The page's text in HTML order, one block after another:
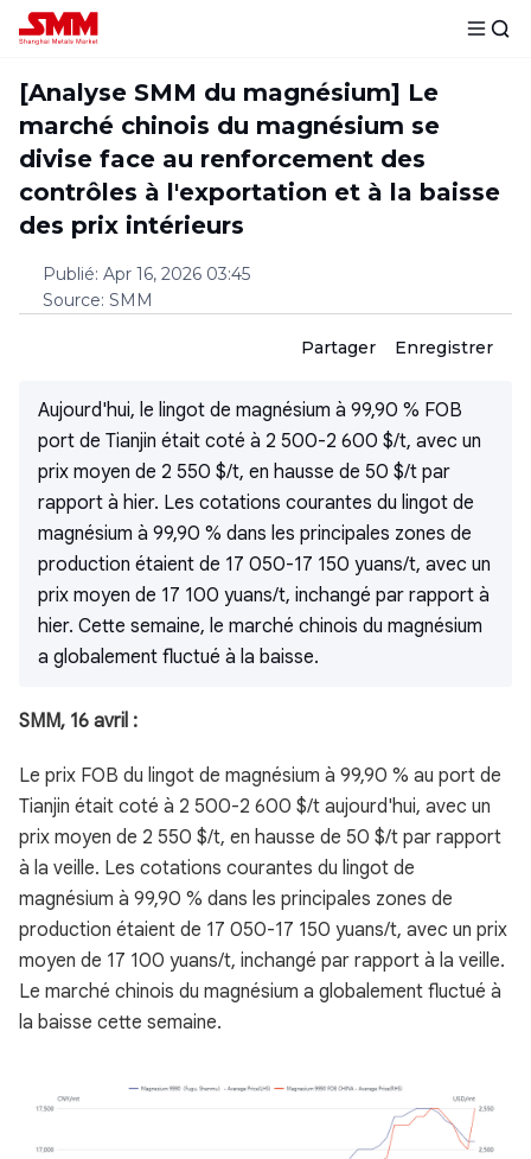
[Analyse SMM du magnésium] Le
marché chinois du magnésium se
divise face au renforcement des
contrôles à l'exportation et à la baisse
des prix intérieurs
Publié: Apr 16, 2026 03:45
Source: SMM
Partager Enregistrer
Aujourd'hui, le lingot de magnésium à 99,90 % FOB
port de Tianjin était coté à 2 500-2 600 $/t, avec un
prix moyen de 2 550 $/t, en hausse de 50 $/t par
rapport à hier. Les cotations courantes du lingot de
magnésium à 99,90 % dans les principales zones de
production étaient de 17 050-17 150 yuans/t, avec un
prix moyen de 17 100 yuans/t, inchangé par rapport à
hier. Cette semaine, le marché chinois du magnésium
a globalement fluctué à la baisse.
SMM, 16 avril :
Le prix FOB du lingot de magnésium à 99,90 % au port de
Tianjin était coté à 2 500-2 600 $/t aujourd'hui, avec un
prix moyen de 2 550 $/t, en hausse de 50 $/t par rapport
à la veille. Les cotations courantes du lingot de
magnésium à 99,90 % dans les principales zones de
production étaient de 17 050-17 150 yuans/t, avec un prix
moyen de 17 100 yuans/t, inchangé par rapport à la veille.
Le marché chinois du magnésium a globalement fluctué à
la baisse cette semaine.